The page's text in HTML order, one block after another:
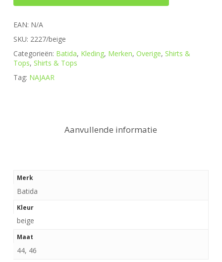
EAN: N/A
SKU: 2227/beige
Categorieën: Batida, Kleding, Merken, Overige, Shirts &
Tops, Shirts & Tops
Tag: NAJAAR
Aanvullende informatie
Merk
Batida
Kleur
beige
Maat
44, 46